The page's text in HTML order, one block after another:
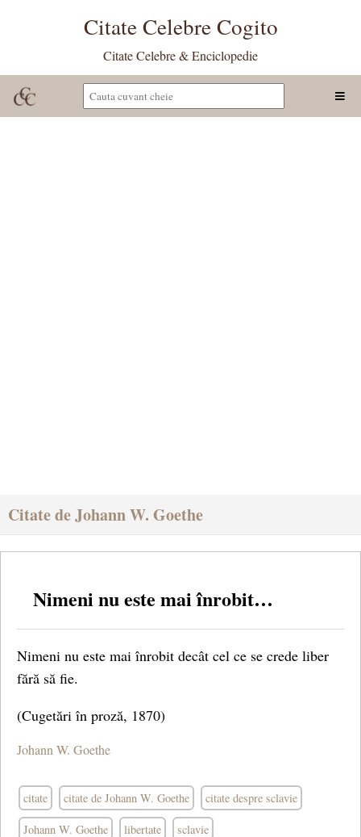
Citate Celebre Cogito
Citate Celebre & Enciclopedie
Citate de Johann W. Goethe
Nimeni nu este mai înrobit…
Nimeni nu este mai înrobit decât cel ce se crede liber
fără să fie.
(Cugetări în proză, 1870)
Johann W. Goethe
citate citate de Johann W. Goethe citate despre sclavie
Johann W. Goethe libertate sclavie